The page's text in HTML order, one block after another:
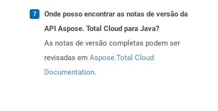
Onde posso encontrar as notas de versão da
API Aspose. Total Cloud para Java?
As notas de versão completas podem ser
revisadas em Aspose.Total Cloud
Documentation.